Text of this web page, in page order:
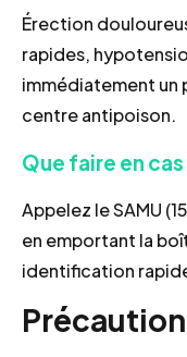
Érection
rapides,
immédiatement un
centre antipoison.
Que faire en
Appelez le SAMU
en emportant la
identification